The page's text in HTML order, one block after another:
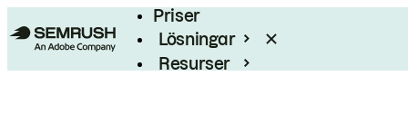
Priser
Lösningar
Resurser